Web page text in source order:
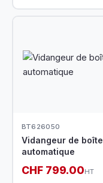
BT626050
Vidangeur de boîte
automatique
CHF 799.00HT